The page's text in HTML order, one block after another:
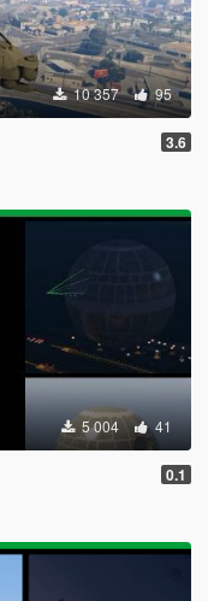
10 357 95
3.6
5 004 41
0.1